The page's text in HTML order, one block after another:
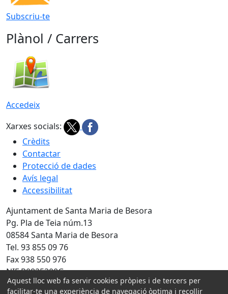
Subscriu-te
Plànol / Carrers
Accedeix
Xarxes socials:
Crèdits
Contactar
Protecció de dades
Avís legal
Accessibilitat
Ajuntament de Santa Maria de Besora
Pg. Pla de Teia núm.13
08584 Santa Maria de Besora
Tel. 93 855 09 76
Fax 938 550 976
NIF P0825300G
Aquest lloc web fa servir cookies pròpies i de tercers per
facilitar-te una experiència de navegació òptima i recollir